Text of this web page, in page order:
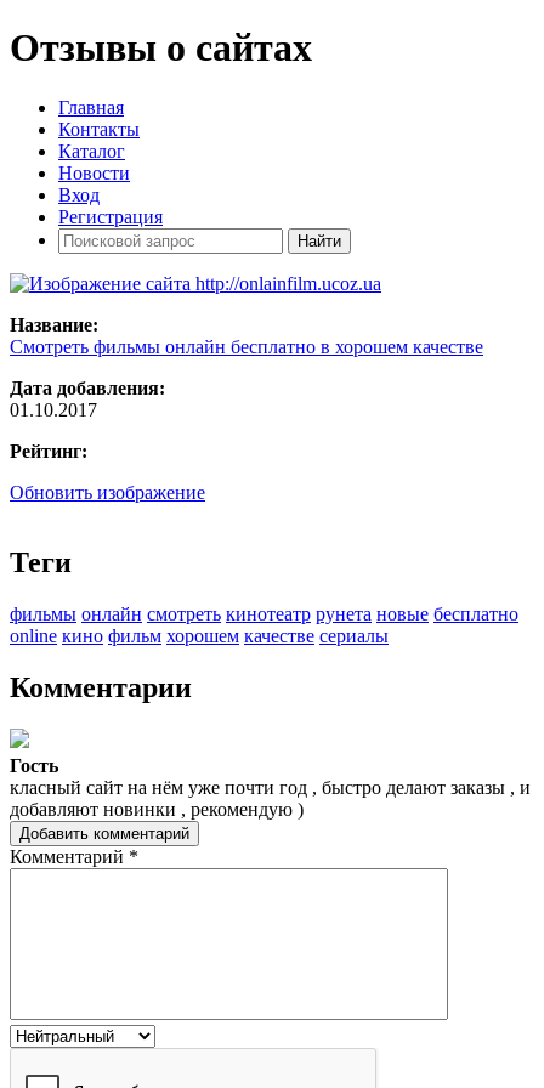
Отзывы о сайтах
Главная
Контакты
Каталог
Новости
Вход
Регистрация
Название:
Cмотреть фильмы онлайн бесплатно в хорошем качестве
Дата добавления:
01.10.2017
Рейтинг:
Обновить изображение
Теги
фильмы онлайн смотреть кинотеатр рунета новые бесплатно
online кино фильм хорошем качестве сериалы
Комментарии
Гость
класный сайт на нём уже почти год , быстро делают заказы , и
добавляют новинки , рекомендую )
Добавить комментарий
Комментарий *